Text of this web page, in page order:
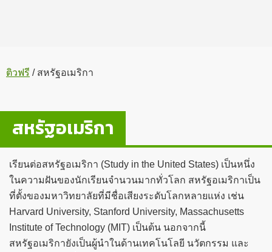
ติวฟรี /สหรัฐอเมริกา
สหรัฐอเมริกา
เรียนต่อสหรัฐอเมริกา (Study in the United States) เป็นหนึ่ง
ในความฝันของนักเรียนจำนวนมากทั่วโลก สหรัฐอเมริกาเป็น
ที่ตั้งของมหาวิทยาลัยที่มีชื่อเสียงระดับโลกหลายแห่ง เช่น
Harvard University, Stanford University, Massachusetts
Institute of Technology (MIT) เป็นต้น นอกจากนี้
สหรัฐอเมริกายังเป็นผู้นำในด้านเทคโนโลยี นวัตกรรม และ